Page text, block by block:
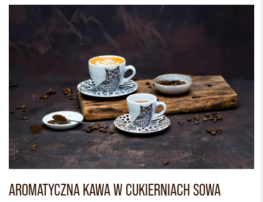
AROMATYCZNA KAWA W CUKIERNIACH SOWA